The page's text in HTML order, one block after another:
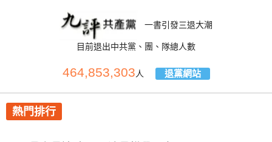
一書引發三退大潮
目前退出中共黨、團、隊總人數
464,853,303人 退黨網站
熱門排行